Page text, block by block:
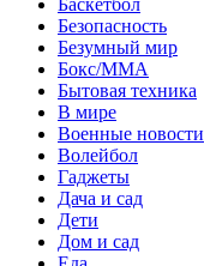
Безопасность
Безумный мир
Бокс/MMA
Бытовая техника
В мире
Военные новости
Волейбол
Гаджеты
Дача и сад
Дети
Дом и сад